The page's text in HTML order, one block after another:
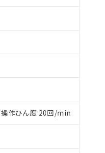
作ひん度 20回/min
ださい。
社在庫状況および標準価格(
した製品に切り替える予定の
非対応の商品で、対応品を出
対応状況を調査中または確認
無と関係のない商品です。
、含有品と判明した場合な
100ppm以下、
下であることを示します。
超えていることを示します。
ください。
び外国貿易法に定める商品（